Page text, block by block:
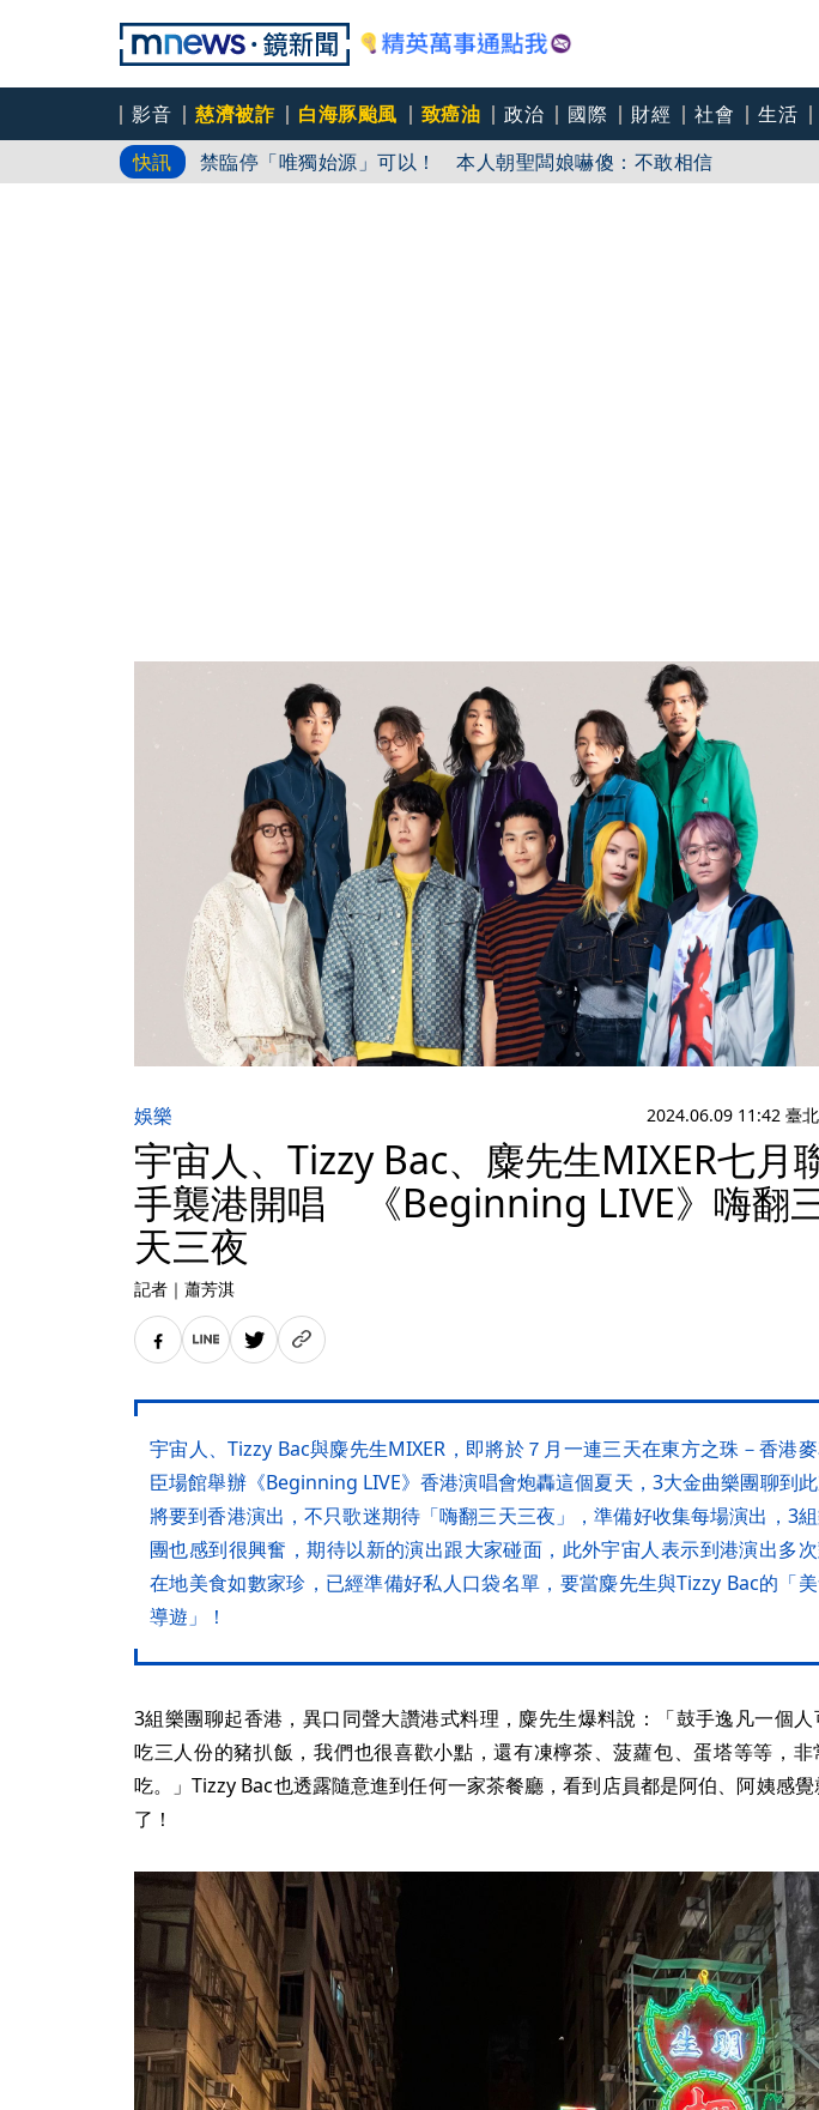
影音 慈濟被詐 白海豚颱風 致癌油 政治 國際 財經 社會 生活
快訊
權值股熄火！台股收跌170.79點 收44225.91點
禁臨停「唯獨始源」可以！ 本人朝聖闆娘嚇傻：不敢相信
娛樂 2024.06.09 11:42 臺
宇宙人、Tizzy Bac、麋先生MIXER七月
手襲港開唱 《Beginning LIVE》嗨翻
天三夜
記者 ｜ 蕭芳淇
宇宙人、Tizzy Bac與麋先生MIXER，即將於７月一連三天在東方之珠－香港
臣場館舉辦《Beginning LIVE》香港演唱會炮轟這個夏天，3大金曲樂團聊到
將要到香港演出，不只歌迷期待「嗨翻三天三夜」，準備好收集每場演出，3
團也感到很興奮，期待以新的演出跟大家碰面，此外宇宙人表示到港演出多
在地美食如數家珍，已經準備好私人口袋名單，要當麋先生與Tizzy Bac的「
導遊」！
3組樂團聊起香港，異口同聲大讚港式料理，麋先生爆料說：「鼓手逸凡一個人
吃三人份的豬扒飯，我們也很喜歡小點，還有凍檸茶、菠蘿包、蛋塔等等，非
吃。」Tizzy Bac也透露隨意進到任何一家茶餐廳，看到店員都是阿伯、阿姨感
了！